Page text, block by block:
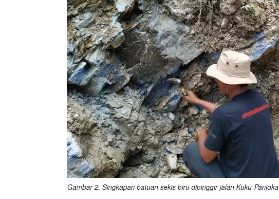
Gambar 2. Singkapan batuan sekis biru dipinggir jalan Kuku-Panjoka